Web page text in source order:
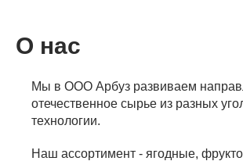
О нас
Мы в ООО Арбуз развиваем
отечественное сырье из разных
технологии.
Наш ассортимент - ягодные,